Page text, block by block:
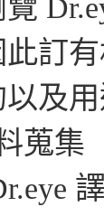
此訂
及
集